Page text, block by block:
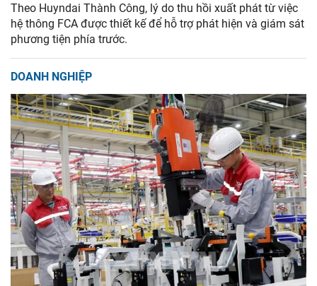
Theo Huyndai Thành Công, lý do thu hồi xuất phát từ việc
hệ thông FCA được thiết kế để hỗ trợ phát hiện và giám sát
phương tiện phía trước.
DOANH NGHIỆP